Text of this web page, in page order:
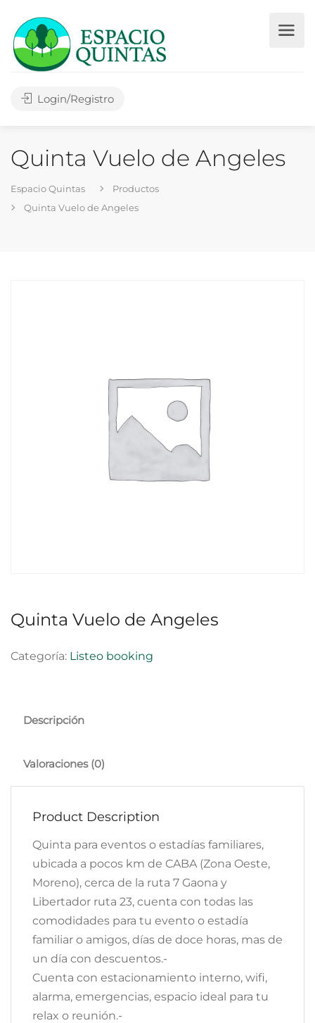
Login/Registro
Quinta Vuelo de Angeles
Espacio Quintas
Productos
Quinta Vuelo de Angeles
Quinta Vuelo de Angeles
Categoría: Listeo booking
Descripción
Valoraciones (0)
Product Description
Quinta para eventos o estadías familiares,
ubicada a pocos km de CABA (Zona Oeste,
Moreno), cerca de la ruta 7 Gaona y
Libertador ruta 23, cuenta con todas las
comodidades para tu evento o estadía
familiar o amigos, días de doce horas, mas de
un día con descuentos.-
Cuenta con estacionamiento interno, wifi,
alarma, emergencias, espacio ideal para tu
relax o reunión.-